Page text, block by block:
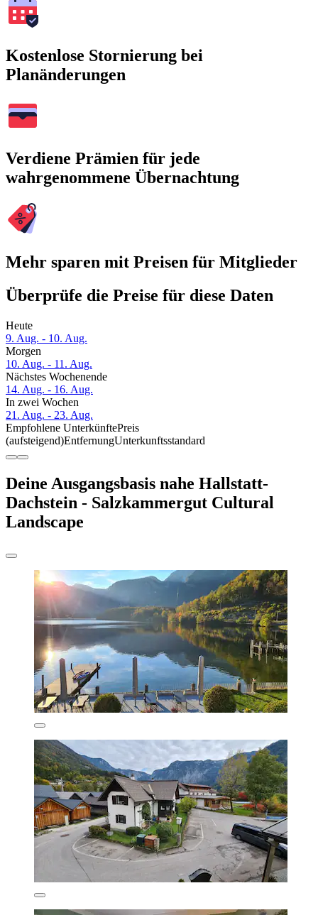
Kostenlose Stornierung bei
Planänderungen
Verdiene Prämien für jede
wahrgenommene Übernachtung
Mehr sparen mit Preisen für Mitglieder
Überprüfe die Preise für diese Daten
Heute
9. Aug. - 10. Aug.
Morgen
10. Aug. - 11. Aug.
Nächstes Wochenende
14. Aug. - 16. Aug.
In zwei Wochen
21. Aug. - 23. Aug.
Empfohlene UnterkünftePreis
(aufsteigend)EntfernungUnterkunftsstandard
Deine Ausgangsbasis nahe Hallstatt-
Dachstein - Salzkammergut Cultural
Landscape